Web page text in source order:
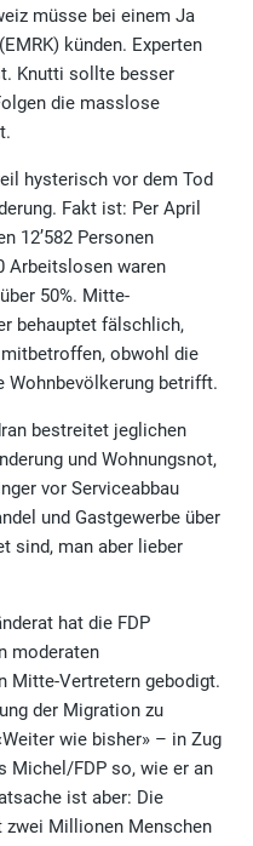
müsse bei einem Ja
künden. Experten
Knutti sollte besser
die masslose
hysterisch vor dem Tod
Fakt ist: Per April
12’582 Personen
Arbeitslosen waren
50%. Mitte-
behauptet fälschlich,
mitbetroffen, obwohl die
Wohnbevölkerung betrifft.
bestreitet jeglichen
und Wohnungsnot,
vor Serviceabbau
und Gastgewerbe über
sind, man aber lieber
hat die FDP
moderaten
Mitte-Vertretern gebodigt.
der Migration zu
wie bisher» – in Zug
Michel/FDP so, wie er an
ist aber: Die
zwei Millionen Menschen